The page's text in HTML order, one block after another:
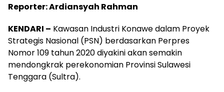
Reporter: Ardiansyah Rahman
KENDARI – Kawasan Industri Konawe dalam Proyek
Strategis Nasional (PSN) berdasarkan Perpres
Nomor 109 tahun 2020 diyakini akan semakin
mendongkrak perekonomian Provinsi Sulawesi
Tenggara (Sultra).